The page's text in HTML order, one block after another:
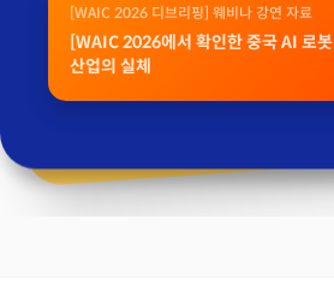
[WAIC 2026 디브리핑] 웨비나 강연 자료
[WAIC 2026에서 확인한 중국 AI 로봇
산업의 실체